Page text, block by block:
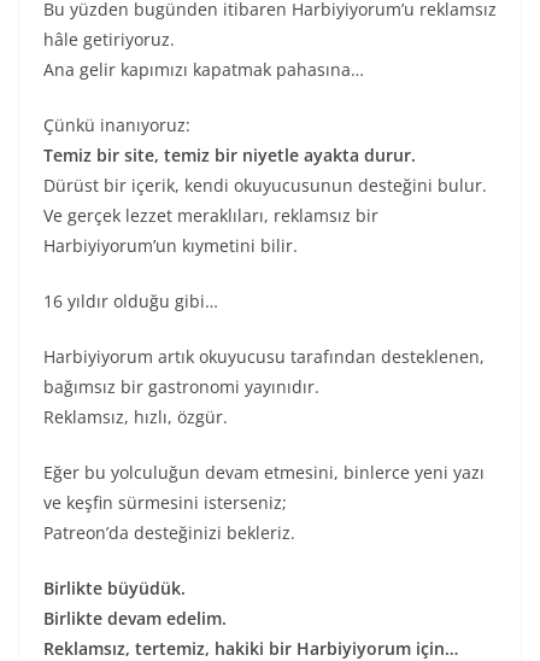
Bu yüzden bugünden itibaren Harbiyiyorum’u reklamsız
hâle getiriyoruz.
Ana gelir kapımızı kapatmak pahasına…
Çünkü inanıyoruz:
Temiz bir site, temiz bir niyetle ayakta durur.
Dürüst bir içerik, kendi okuyucusunun desteğini bulur.
Ve gerçek lezzet meraklıları, reklamsız bir
Harbiyiyorum’un kıymetini bilir.
16 yıldır olduğu gibi…
Harbiyiyorum artık okuyucusu tarafından desteklenen,
bağımsız bir gastronomi yayınıdır.
Reklamsız, hızlı, özgür.
Eğer bu yolculuğun devam etmesini, binlerce yeni yazı
ve keşfin sürmesini isterseniz;
Patreon’da desteğinizi bekleriz.
Birlikte büyüdük.
Birlikte devam edelim.
Reklamsız, tertemiz, hakiki bir Harbiyiyorum için…